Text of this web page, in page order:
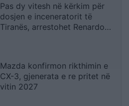
Pas dy vitesh në kërkim për
dosjen e inceneratorit të
Tiranës, arrestohet Renardo
Mazda konfirmon rikthimin e
CX-3, gjenerata e re pritet në
vitin 2027